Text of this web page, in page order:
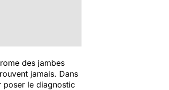
des jambes
jamais. Dans
poser le diagnostic